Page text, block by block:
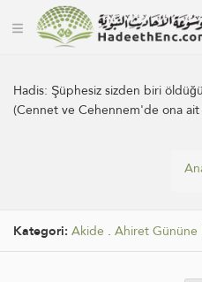
Hadis: Şüphesiz sizden biri
(Cennet ve Cehennem'de ona
Kategori: Akide . Ahiret Gününe